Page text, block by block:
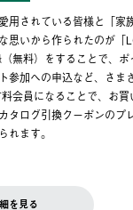
用されている皆様と「家
思いから作られたのが「
無料）をすることで、
参加への申込など、さま
会員になることで、お
タログ引換クーポンのプ
れます。
を見る